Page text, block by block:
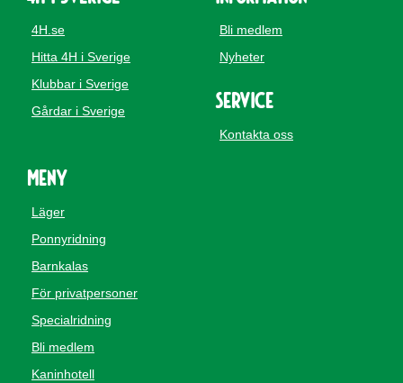
4H.se
Hitta 4H i Sverige
Klubbar i Sverige
Gårdar i Sverige
Bli medlem
Nyheter
Service
Kontakta oss
Meny
Läger
Ponnyridning
Barnkalas
För privatpersoner
Specialridning
Bli medlem
Kaninhotell